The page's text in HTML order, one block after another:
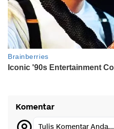
Komentar
Tulis Komentar Anda...